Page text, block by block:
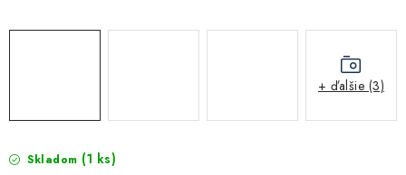
Vetranie a rekuperácia
Skladom (1 ks)
+ ďalšie (3)